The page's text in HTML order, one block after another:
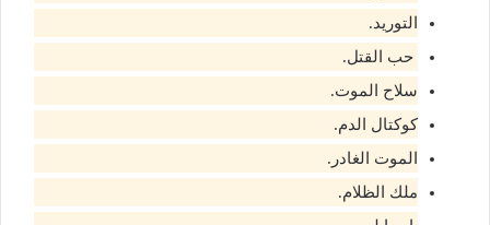
التوريد.
حب القتل.
سلاح الموت.
كوكتال الدم.
الموت الغادر.
ملك الظلام.